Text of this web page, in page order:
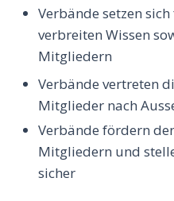
Verbände setzen
verbreiten Wissen
Mitgliedern
Verbände vertreten
Mitglieder nach
Verbände fördern
Mitgliedern und
sicher